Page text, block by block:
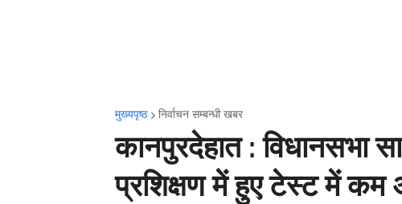
मुख्यपृष्ठ निर्वाचन सम्बन्धी खबर
कानपुरदेहात : विधानसभा
प्रशिक्षण में हुए टेस्ट में कम